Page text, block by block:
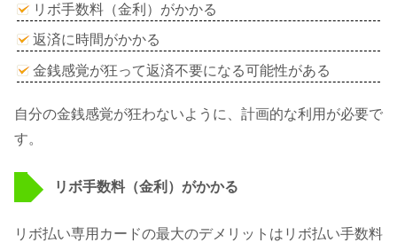
リボ手数料（金利）がかかる
返済に時間がかかる
金銭感覚が狂って返済不要になる可能性がある
自分の金銭感覚が狂わないように、計画的な利用が必要で
す。
リボ手数料（金利）がかかる
リボ払い専用カードの最大のデメリットはリボ払い手数料